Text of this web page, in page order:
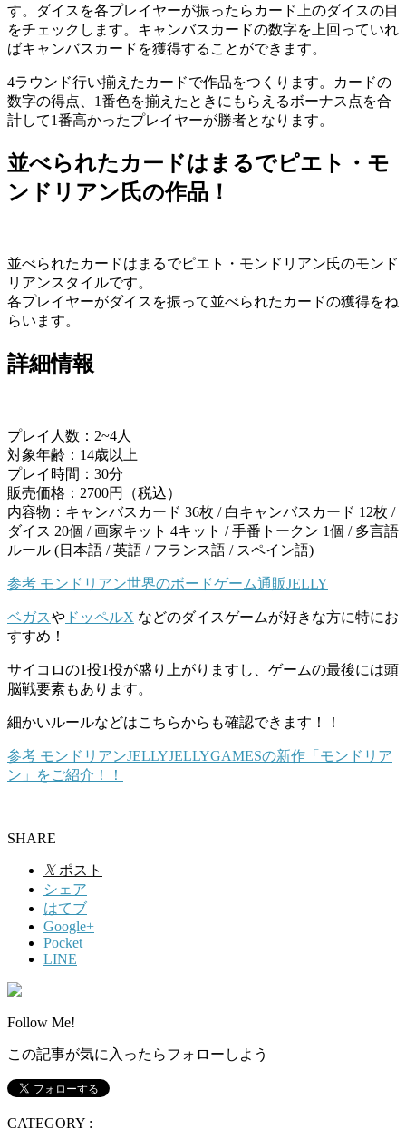
す。ダイスを各プレイヤーが振ったらカード上のダイスの目
をチェックします。キャンバスカードの数字を上回っていれ
ばキャンバスカードを獲得することができます。
4ラウンド行い揃えたカードで作品をつくります。カードの
数字の得点、1番色を揃えたときにもらえるボーナス点を合
計して1番高かったプレイヤーが勝者となります。
並べられたカードはまるでピエト・モ
ンドリアン氏の作品！
並べられたカードはまるでピエト・モンドリアン氏のモンド
リアンスタイルです。
各プレイヤーがダイスを振って並べられたカードの獲得をね
らいます。
詳細情報
プレイ人数：2~4人
対象年齢：14歳以上
プレイ時間：30分
販売価格：2700円（税込）
内容物：キャンバスカード 36枚 / 白キャンバスカード 12枚 /
ダイス 20個 / 画家キット 4キット / 手番トークン 1個 / 多言語
ルール (日本語 / 英語 / フランス語 / スペイン語)
参考 モンドリアン世界のボードゲーム通販JELLY
ベガスや ドッペルX などのダイスゲームが好きな方に特にお
すすめ！
サイコロの1投1投が盛り上がりますし、ゲームの最後には頭
脳戦要素もあります。
細かいルールなどはこちらからも確認できます！！
参考 モンドリアンJELLYJELLYGAMESの新作「モンドリア
ン」をご紹介！！
SHARE
𝕏 ポスト
シェア
はてブ
Google+
Pocket
LINE
Follow Me!
この記事が気に入ったらフォローしよう
CATEGORY :